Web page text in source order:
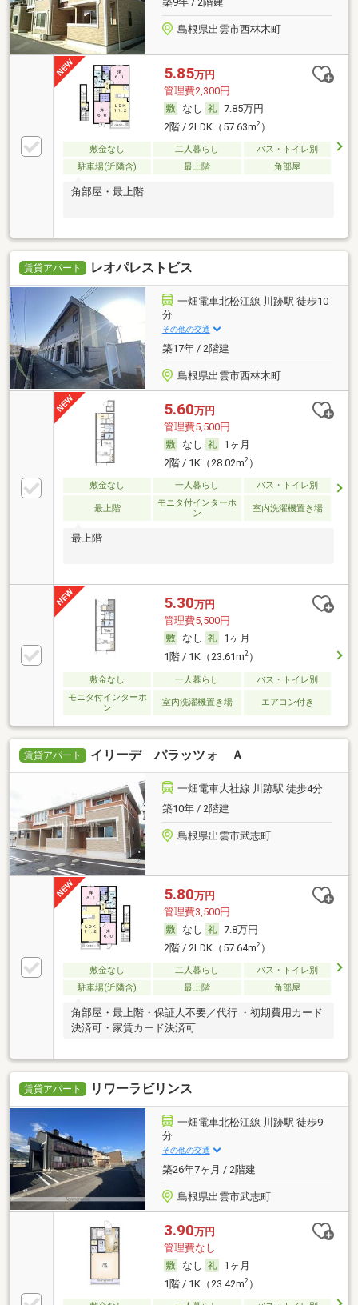
島根県出雲市西林木町
5.85万円
管理費2,300円
なし
7.85万円
2階 / 2LDK（57.63m2）
敷金なし 二人暮らし
バス・トイレ別
駐車場(近隣含)
最上階 角部屋
角部屋・最上階
賃貸アパート レオパレストビス
一畑電車北松江線 川跡駅 徒歩10
分
その他の交通
築17年 / 2階建
島根県出雲市西林木町
5.60万円
管理費5,500円
なし
1ヶ月
2階 / 1K（28.02m2）
敷金なし 一人暮らし バス・トイレ別
最上階
モニタ付インターホ
ン
室内洗濯機置き場
最上階
5.30万円
管理費5,500円
なし
1ヶ月
1階 / 1K（23.61m2）
敷金なし 一人暮らし
バス・トイレ別
モニタ付インターホ
ン
室内洗濯機置き場 エアコン付き
賃貸アパート イリーデ パラッツォ Ａ
一畑電車大社線 川跡駅 徒歩4分
築10年 / 2階建
島根県出雲市武志町
5.80万円
管理費3,500円
なし
7.8万円
2階 / 2LDK（57.64m2）
敷金なし 二人暮らし
バス・トイレ別
駐車場(近隣含)
最上階 角部屋
角部屋・最上階・保証人不要／代行 ・初期費用カード
決済可・家賃カード決済可
賃貸アパート リワーラビリンス
一畑電車北松江線 川跡駅 徒歩9
分
その他の交通
築26年7ヶ月 / 2階建
島根県出雲市武志町
3.90万円
管理費なし
なし
1ヶ月
1階 / 1K（23.42m2）